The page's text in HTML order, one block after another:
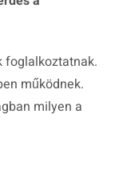
foglalkoztatnak.
működnek.
milyen a